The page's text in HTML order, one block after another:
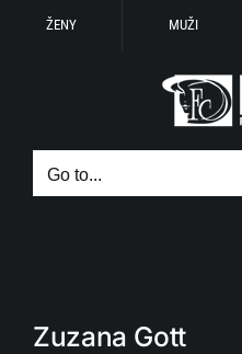
ŽENY MUŽI
Go to...
Zuzana Gott